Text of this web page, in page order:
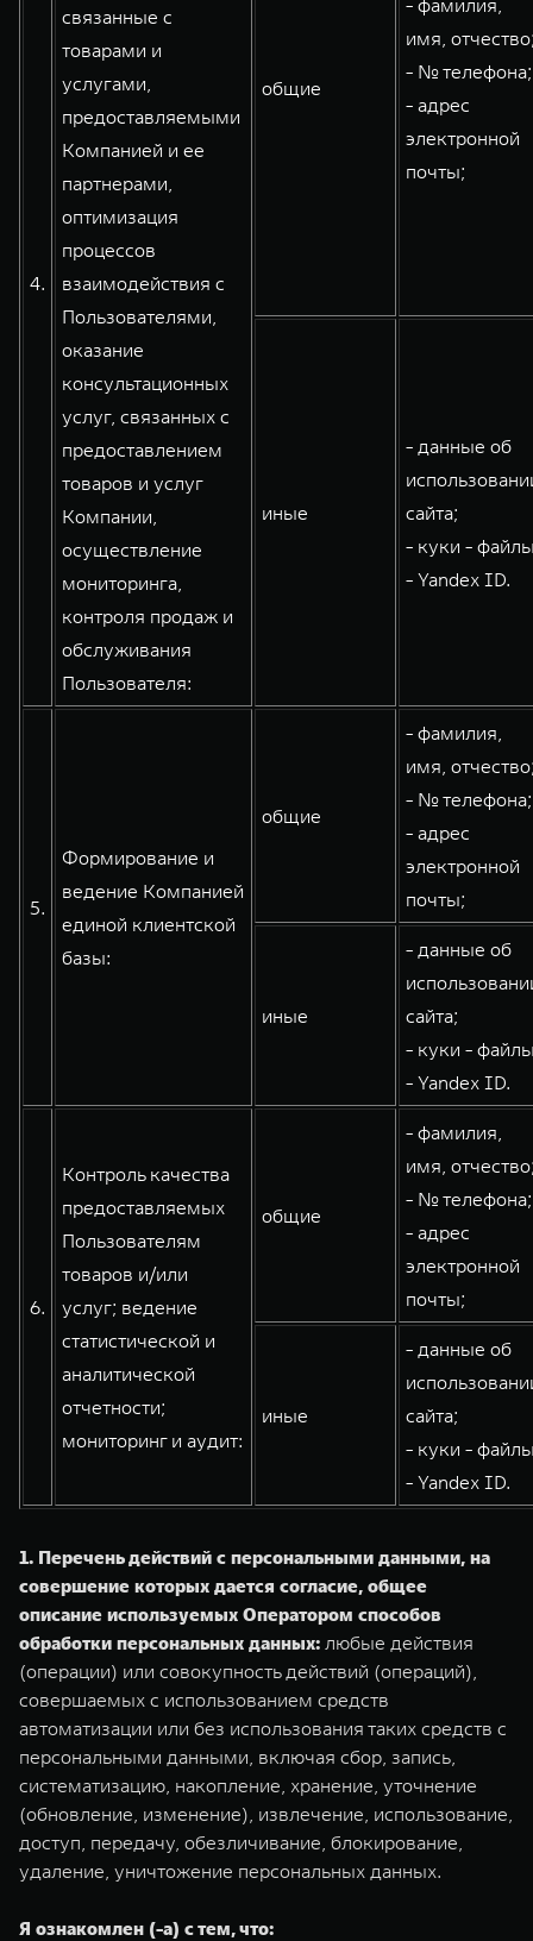
4.
связанные с
товарами и
услугами,
предоставляемыми
Компанией и ее
партнерами,
оптимизация
процессов
взаимодействия с
Пользователями,
оказание
консультационных
услуг, связанных с
предоставлением
товаров и услуг
Компании,
осуществление
мониторинга,
контроля продаж и
обслуживания
Пользователя:
общие
- фамилия,
имя,
- № телефона;
- адрес
электронной
почты;
иные
- данные об
сайта;
- куки -
- Yandex ID.
5.
Формирование и
ведение Компанией
единой клиентской
базы:
общие
- фамилия,
имя,
- № телефона;
- адрес
электронной
почты;
иные
- данные об
сайта;
- куки -
- Yandex ID.
6.
Контроль качества
предоставляемых
Пользователям
товаров и/или
услуг; ведение
статистической и
аналитической
отчетности;
мониторинг и аудит:
общие
- фамилия,
имя,
- № телефона;
- адрес
электронной
почты;
иные
- данные об
сайта;
- куки -
- Yandex ID.
1. Перечень действий с персональными данными, на
совершение которых дается согласие, общее
описание используемых Оператором способов
обработки персональных данных: любые действия
(операции) или совокупность действий (операций),
совершаемых с использованием средств
автоматизации или без использования таких средств с
персональными данными, включая сбор, запись,
систематизацию, накопление, хранение, уточнение
(обновление, изменение), извлечение, использование,
доступ, передачу, обезличивание, блокирование,
удаление, уничтожение персональных данных.
Я ознакомлен (-а) с тем, что: